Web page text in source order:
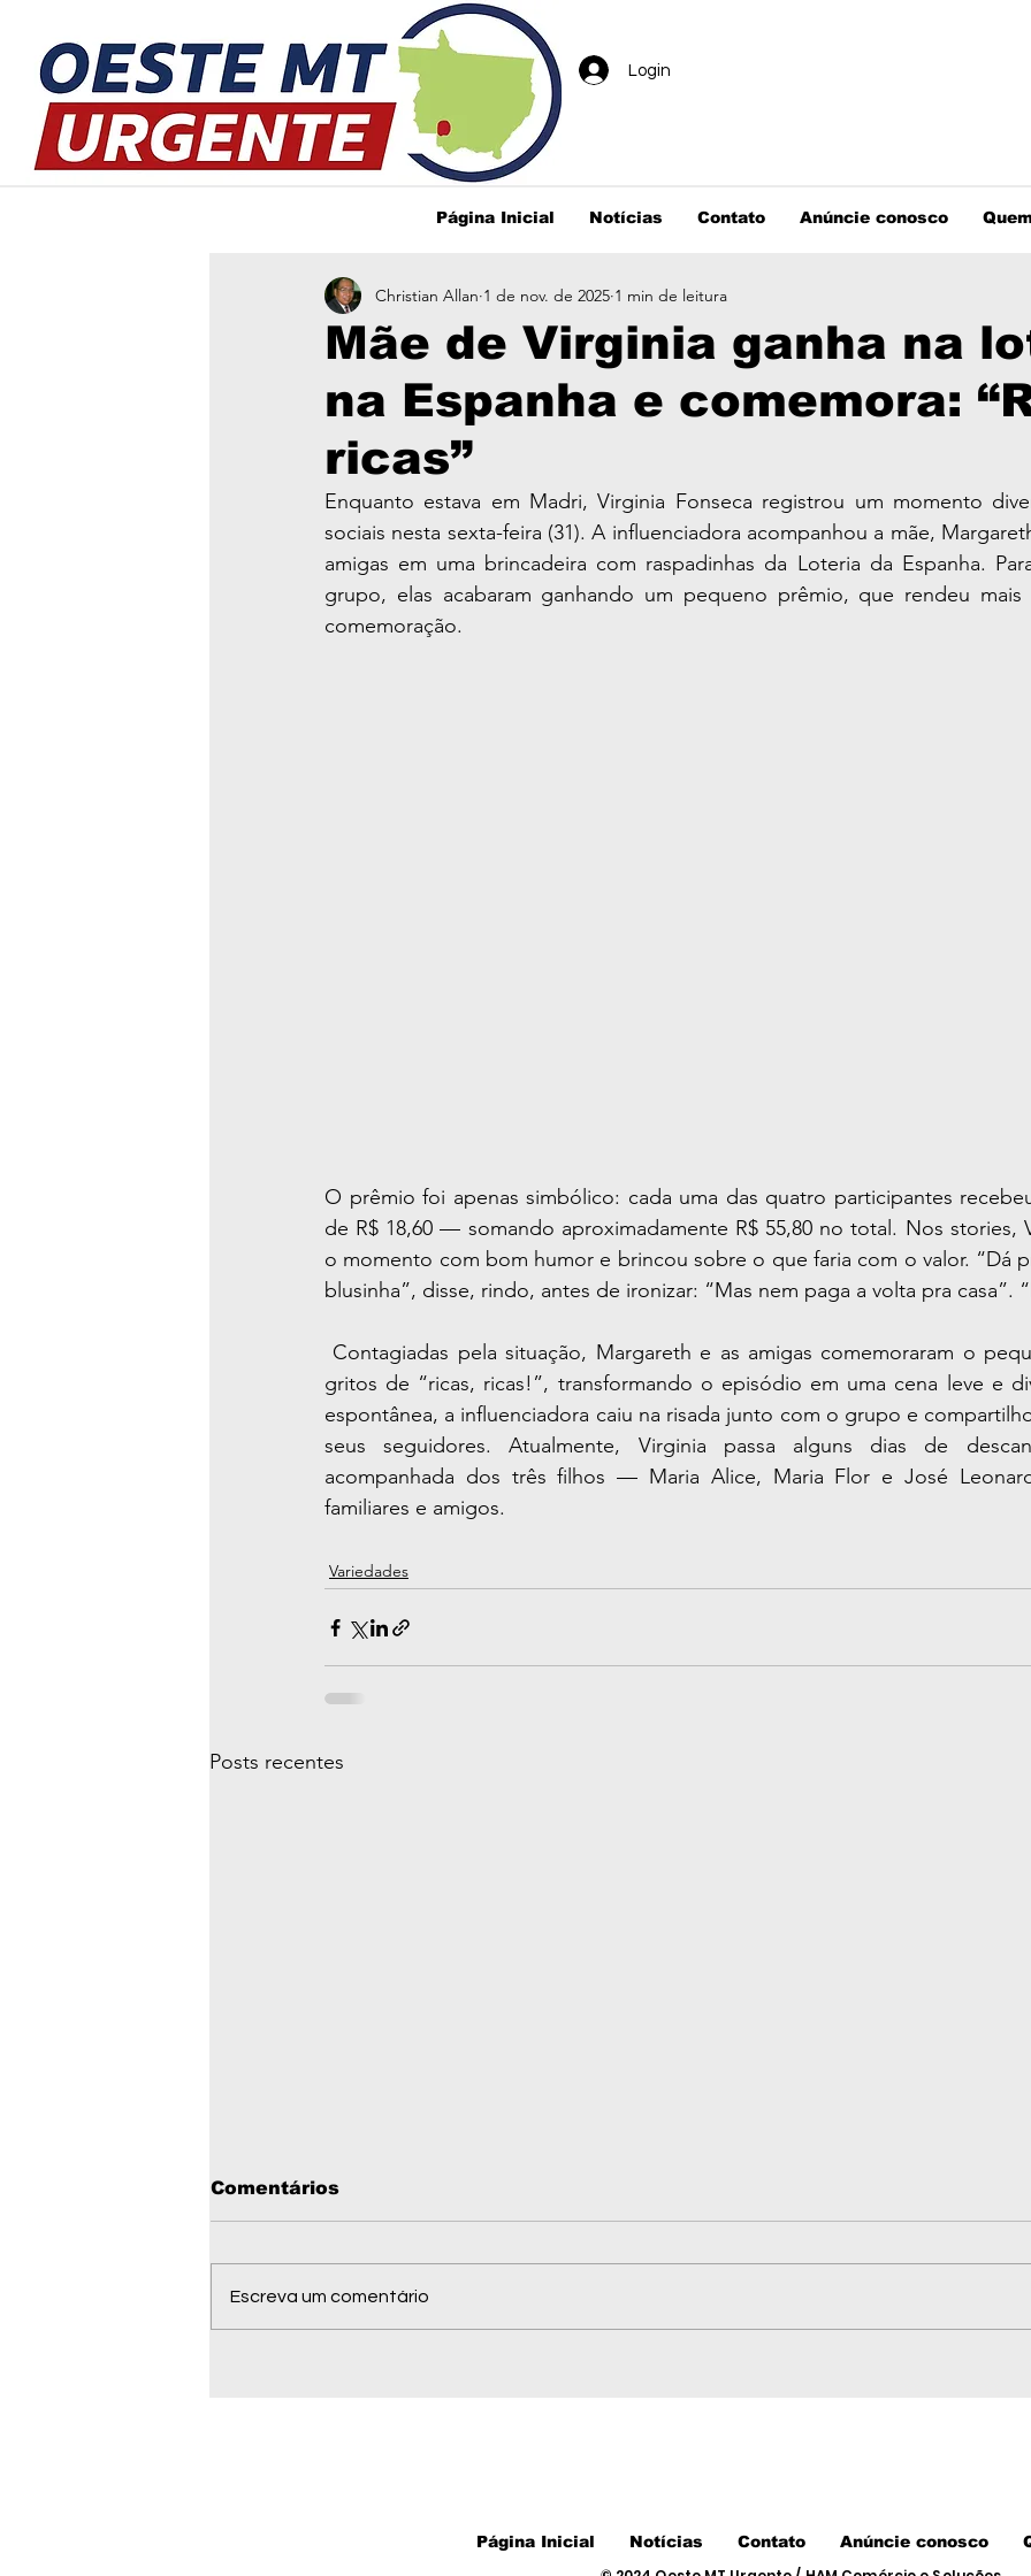
Login
Página Inicial Notícias Contato Anúncie conosco
Mãe de Virginia ganha na
na Espanha e comemora:
ricas”
Christian Allan 1 de nov. de 2025 1 min de leitura
Enquanto estava em Madri, Virginia Fonseca registrou um momento
sociais nesta sexta-feira (31). A influenciadora acompanhou a mãe,
amigas em uma brincadeira com raspadinhas da Loteria da Espanha.
grupo, elas acabaram ganhando um pequeno prêmio, que rendeu
comemoração.
O prêmio foi apenas simbólico: cada uma das quatro participantes
de R$ 18,60 — somando aproximadamente R$ 55,80 no total. Nos stories,
o momento com bom humor e brincou sobre o que faria com o valor. “Dá
blusinha”, disse, rindo, antes de ironizar: “Mas nem paga a volta pra casa”.
gritos de “ricas, ricas!”, transformando o episódio em uma cena leve e
espontânea, a influenciadora caiu na risada junto com o grupo e
seus seguidores. Atualmente, Virginia passa alguns dias de
acompanhada dos três filhos — Maria Alice, Maria Flor e José
familiares e amigos.
Variedades
Posts recentes
Comentários
Escreva um comentário
Página Inicial Notícias Contato Anúncie conosco